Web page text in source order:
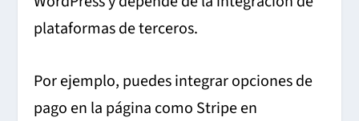
plataformas de terceros.
Por ejemplo, puedes integrar opciones de
pago en la página como Stripe en